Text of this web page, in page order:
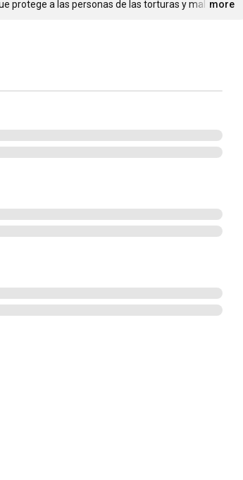
protege a las personas de las torturas y mal
…
more